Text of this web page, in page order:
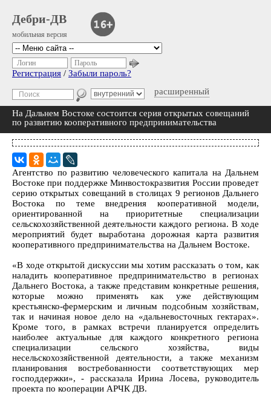
Дебри-ДВ
мобильная версия
расширенный
Логин Пароль
Регистрация / Забыли пароль?
На Дальнем Востоке состоится серия открытых совещаний
по развитию кооперативного предпринимательства
Агентство по развитию человеческого капитала на Дальнем
Востоке при поддержке Минвостокразвития России проведет
серию открытых совещаний в столицах 9 регионов Дальнего
Востока по теме внедрения кооперативной модели,
ориентированной на приоритетные специализации
сельскохозяйственной деятельности каждого региона. В ходе
мероприятий будет выработана дорожная карта развития
кооперативного предпринимательства на Дальнем Востоке.
«В ходе открытой дискуссии мы хотим рассказать о том, как
наладить кооперативное предпринимательство в регионах
Дальнего Востока, а также представим конкретные решения,
которые можно применять как уже действующим
крестьянско-фермерским и личным подсобным хозяйствам,
так и начиная новое дело на «дальневосточных гектарах».
Кроме того, в рамках встречи планируется определить
наиболее актуальные для каждого конкретного региона
специализации сельского хозяйства, виды
несельскохозяйственной деятельности, а также механизм
планирования востребованности соответствующих мер
господдержки», - рассказала Ирина Лосева, руководитель
проекта по кооперации АРЧК ДВ.